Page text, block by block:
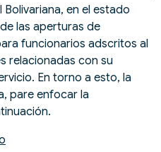
en el estado
las aperturas de
funcionarios adscritos al
relacionadas con su
En torno a esto, la
pare enfocar la